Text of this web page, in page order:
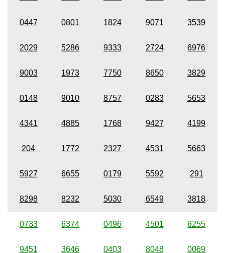
0447 0801 1824 9071 3539
2029 5286 9333 2724 6976
9003 1973 7750 8650 3829
0148 9010 8757 0283 5653
4341 4885 1768 9427 4199
204 1772 2327 4531 5663
5927 6655 0179 5592 291
8298 8232 5030 6549 3818
0733 6374 0496 4501 6255
9451 3646 0403 8048 0069